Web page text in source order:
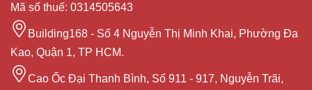
Mã số thuế: 0314505643
Building168 - Số 4 Nguyễn Thị Minh Khai, Phường Đa
Kao, Quận 1, TP HCM.
Cao Ốc Đại Thanh Bình, Số 911 - 917, Nguyễn Trãi,